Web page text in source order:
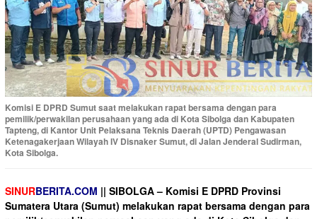
Komisi E DPRD Sumut saat melakukan rapat bersama dengan para
pemilik/perwakilan perusahaan yang ada di Kota Sibolga dan Kabupaten
Tapteng, di Kantor Unit Pelaksana Teknis Daerah (UPTD) Pengawasan
Ketenagakerjaan Wilayah IV Disnaker Sumut, di Jalan Jenderal Sudirman,
Kota Sibolga.
SINURBERITA.COM || SIBOLGA – Komisi E DPRD Provinsi
Sumatera Utara (Sumut) melakukan rapat bersama dengan para